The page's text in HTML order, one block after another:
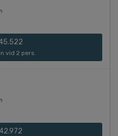
vid 2 pers.